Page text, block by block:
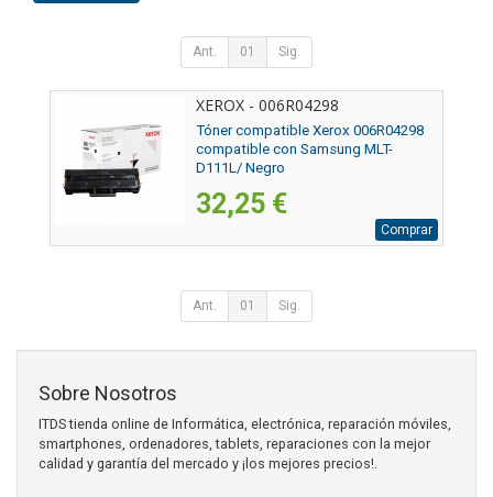
Ant. 01 Sig.
XEROX - 006R04298
Tóner compatible Xerox 006R04298
compatible con Samsung MLT-
D111L/ Negro
32,25 €
Comprar
Ant. 01 Sig.
Sobre Nosotros
ITDS tienda online de Informática, electrónica, reparación móviles,
smartphones, ordenadores, tablets, reparaciones con la mejor
calidad y garantía del mercado y ¡los mejores precios!.